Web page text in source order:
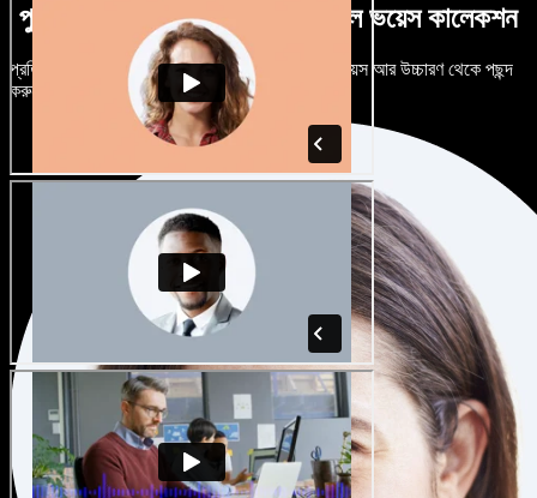
পুরুষ-নারী ভেদে নানান উচ্চারণে বিশাল ভয়েস কালেকশন
প্রতিটি প্রজেক্টকে আলাদা শোনাতে দিন। শত শত AI ভয়েস আর উচ্চারণ থেকে পছন্দ
করুন, নিজের মতো টিউন করুন।